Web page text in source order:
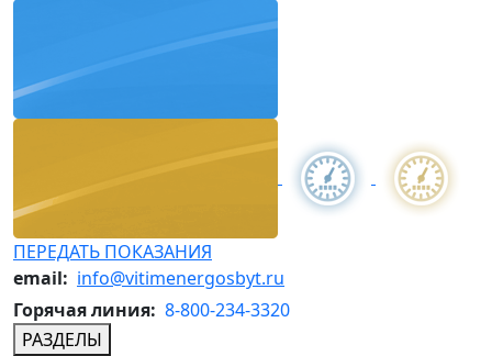
ПЕРЕДАТЬ ПОКАЗАНИЯ
email: info@vitimenergosbyt.ru
Горячая линия: 8-800-234-3320
РАЗДЕЛЫ